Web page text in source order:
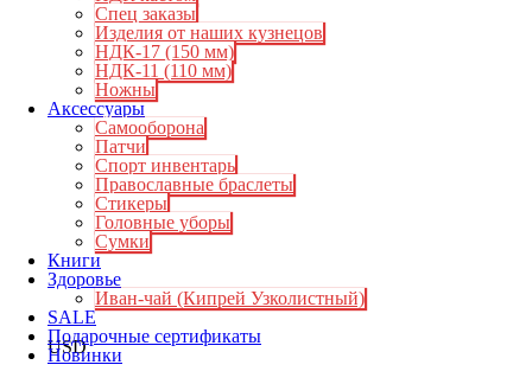
USD
Спец заказы
Изделия от наших кузнецов
НДК-17 (150 мм)
НДК-11 (110 мм)
Ножны
Аксессуары
Самооборона
Патчи
Спорт инвентарь
Православные браслеты
Стикеры
Головные уборы
Сумки
Книги
Здоровье
Иван-чай (Кипрей Узколистный)
SALE
Подарочные сертификаты
Новинки